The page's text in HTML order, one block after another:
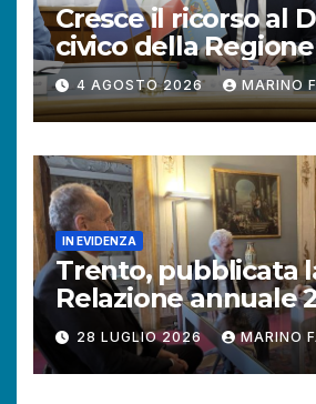
Cresce il ricorso al
civico della
+121% di istanze
2025.
4 AGOSTO 2026 MARINO
IN EVIDENZA
Trento, pubblicata
Relazione annuale
Difensore civico
Provincia
28 LUGLIO 2026 MARINO